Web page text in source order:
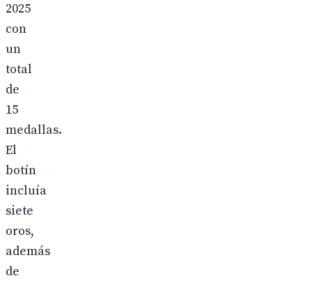
2025
con
un
total
de
15
medallas.
El
botín
incluía
siete
oros,
además
de